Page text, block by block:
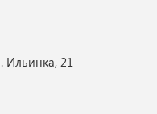
Ильинка, 21